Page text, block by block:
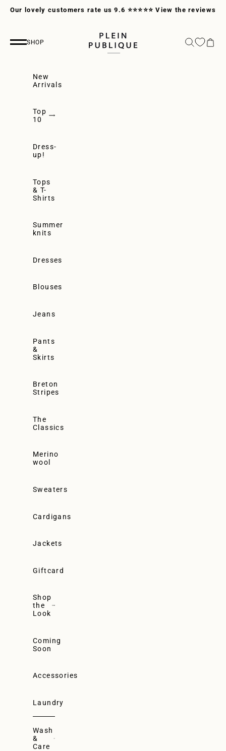
Our lovely customers rate us 9.6 ⭐⭐⭐⭐⭐View the reviews
PLEIN PUBLIQUE
Navigation menu
SHOP SearchCart
New
Arrivals
Top
10
Dress-
up!
Tops
& T-
Shirts
Summer
knits
Dresses
Blouses
Jeans
Pants
&
Skirts
Breton
Stripes
The
Classics
Merino
wool
Sweaters
Cardigans
Jackets
Giftcard
Shop
the
Look
Coming
Soon
Accessories
Laundry
Wash
&
Care